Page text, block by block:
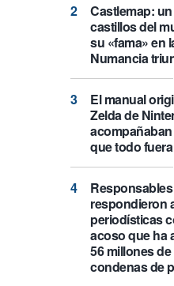
Castlemap:
castillos del
su «fama» en
Numancia
El manual
Zelda de
que todo
respondieron
periodísticas
acoso que ha
56 millones
condenas de